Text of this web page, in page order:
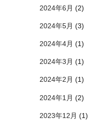
2024年6月 (2)
2024年5月 (3)
2024年4月 (1)
2024年3月 (1)
2024年2月 (1)
2024年1月 (2)
2023年12月 (1)